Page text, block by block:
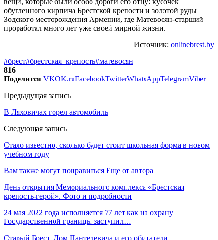
вещи, которые были особо дороги его отцу: кусочек
обугленного кирпича Брестской крепости и золотой руды
Зодского месторождения Армении, где Матевосян-старший
проработал много лет уже своей мирной жизни.
Источник: onlinebrest.by
#брест#брестская_крепость#матевосян
816
Поделится VKOK.ruFacebookTwitterWhatsAppTelegramViber
Предыдущая запись
В Ляховичах горел автомобиль
Следующая запись
Стало известно, сколько будет стоит школьная форма в новом
учебном году
Вам также могут понравиться Еще от автора
День открытия Мемориального комплекса «Брестская
крепость-герой». Фото и подробности
24 мая 2022 года исполняется 77 лет как на охрану
Государственной границы заступил…
Старый Брест. Дом Пантелевича и его обитатели